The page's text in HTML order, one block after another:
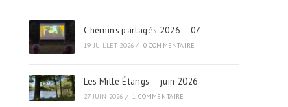
Chemins partagés 2026 – 07
19 JUILLET 2026 / 0 COMMENTAIRE
Les Mille Étangs – juin 2026
27 JUIN 2026 / 1 COMMENTAIRE